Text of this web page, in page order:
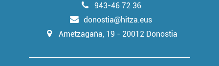
943-46 72 36
donostia@hitza.eus
Ametzagaña, 19 - 20012 Donostia